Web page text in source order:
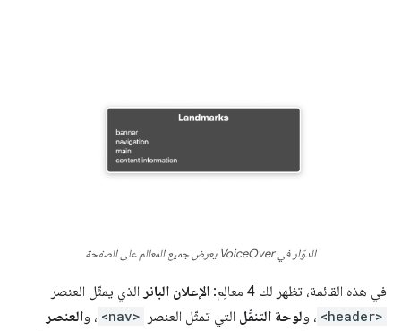
الدوّار في VoiceOver يعرض جميع المعالم على الصفحة
في هذه القائمة، تظهر لك 4 معالِم: الإعلان البانر الذي يمثّل العنصر
<header> ، ولوحة التنقّل التي تمثّل العنصر <nav> ، والعنصر